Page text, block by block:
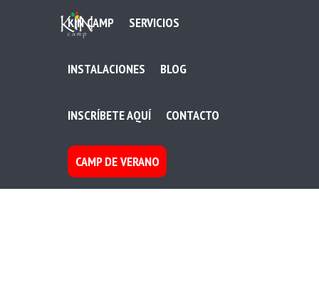
KIN CAMP SERVICIOS
INSTALACIONES BLOG
INSCRÍBETE AQUÍ CONTACTO
CAMP DE VERANO